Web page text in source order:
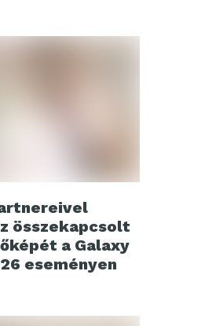
összekapcsolt
a Galaxy
eseményen